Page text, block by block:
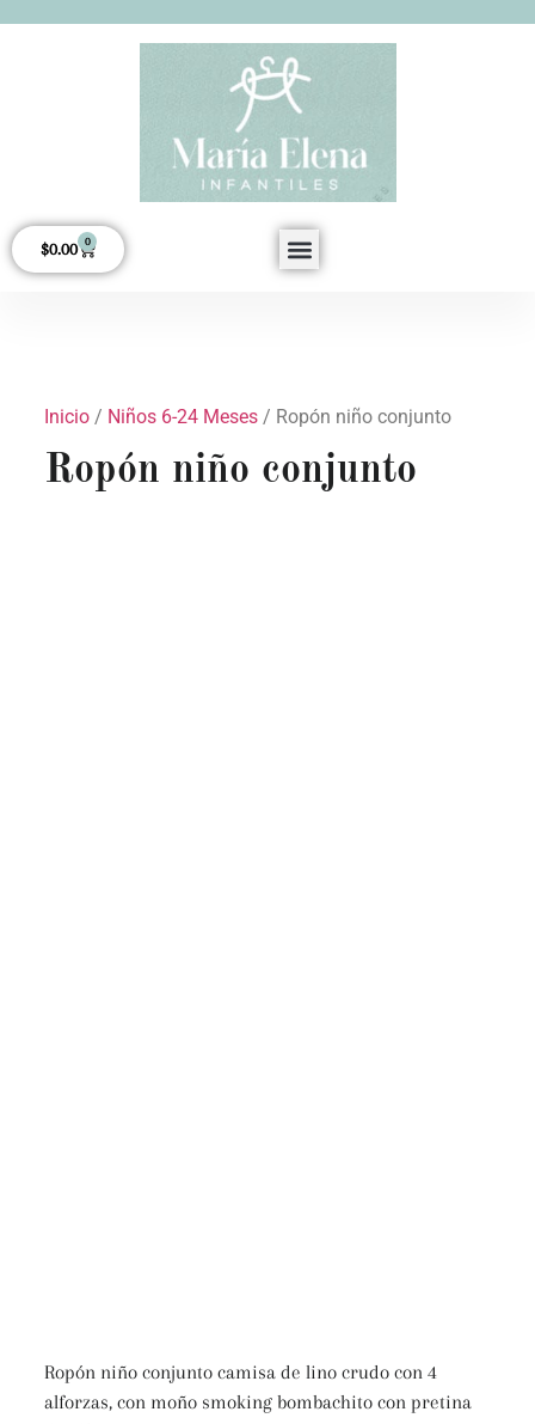
$0.00 0
Inicio/ Niños 6-24 Meses/ Ropón niño conjunto
Ropón niño conjunto
Ropón niño conjunto camisa de lino crudo con 4
alforzas, con moño smoking bombachito con pretina